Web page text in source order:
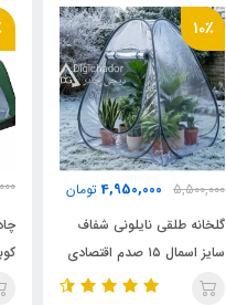
10٪
5,500,000
4,950,000 تومان
گلخانه طلقی نایلونی شفاف
سایز اسمال ۱۵ صدم اقتصادی
ضد آب چادری فنری بدون